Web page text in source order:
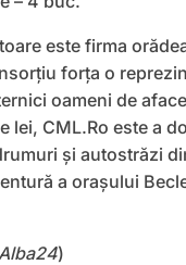
este firma
forţa o
oameni de
lei, CML.Ro este a
şi autostrăzi
a oraşului
)